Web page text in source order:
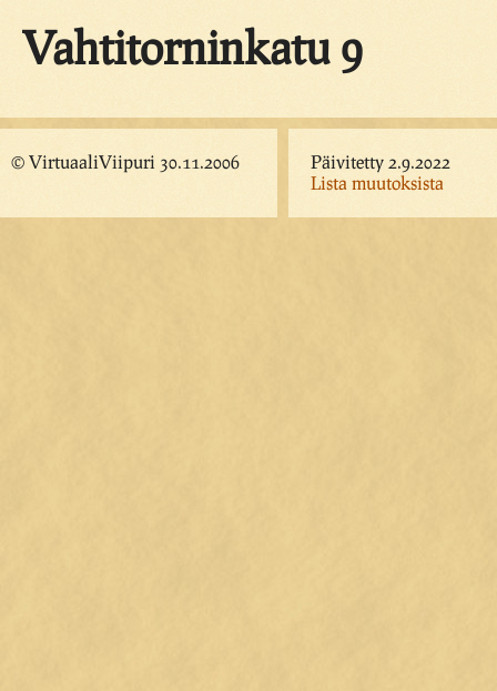
Vahtitorninkatu 9
© VirtuaaliViipuri 30.11.2006
Päivitetty 2.9.2022
Lista muutoksista